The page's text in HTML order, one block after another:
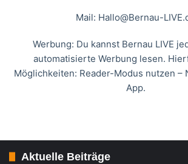
Mail: Hallo@Bernau-
Werbung: Du kannst Bernau LIVE
automatisierte Werbung lesen.
Möglichkeiten: Reader-Modus nutzen –
App.
Aktuelle Beiträge